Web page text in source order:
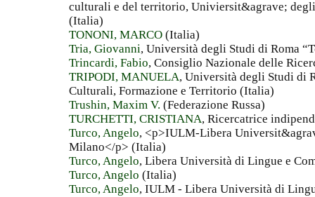
culturali e del territorio, Univiersit&agrave;
(Italia)
TONONI, MARCO (Italia)
Tria, Giovanni, Università degli Studi di Roma
Trincardi, Fabio, Consiglio Nazionale delle
TRIPODI, MANUELA, Università degli Studi di
Culturali, Formazione e Territorio (Italia)
Trushin, Maxim V. (Federazione Russa)
TURCHETTI, CRISTIANA, Ricercatrice
Turco, Angelo, <p>IULM-Libera
Milano</p> (Italia)
Turco, Angelo, Libera Università di Lingue e
Turco, Angelo (Italia)
Turco, Angelo, IULM - Libera Università di